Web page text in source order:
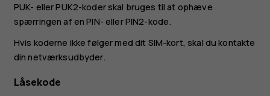
PUK- eller PUK2-koder skal bruges til at ophæve
spærringen af en PIN- eller PIN2-kode.
Hvis koderne ikke følger med dit SIM-kort, skal du kontakte
din netværksudbyder.
Låsekode